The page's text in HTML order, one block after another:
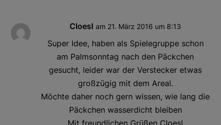
Cloesl am 21. März 2016 um 8:13
Super Idee, haben als Spielegruppe schon
am Palmsonntag nach den Päckchen
gesucht, leider war der Verstecker etwas
großzügig mit dem Areal.
Möchte daher noch gern wissen, wie lang die
Päckchen wasserdicht bleiben